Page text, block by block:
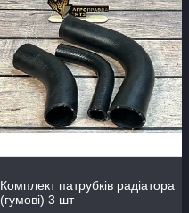
Комплект патрубків радіатора
(гумові) 3 шт